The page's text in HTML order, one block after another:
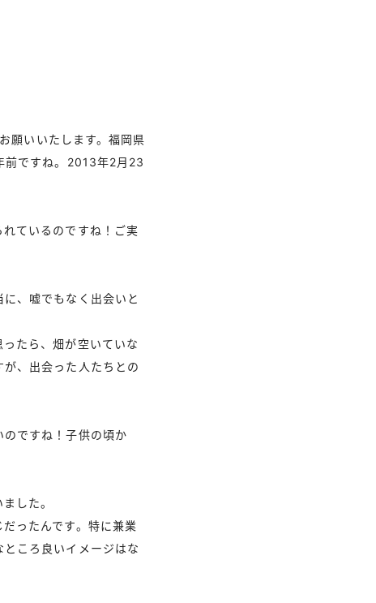
願いいたします。福岡県
前ですね。2013年2月23
ているのですね！ご実
、嘘でもなく出会いと
たら、畑が空いていな
、出会った人たちとの
ですね！子供の頃か
した。
ったんです。特に兼業
ころ良いイメージはな